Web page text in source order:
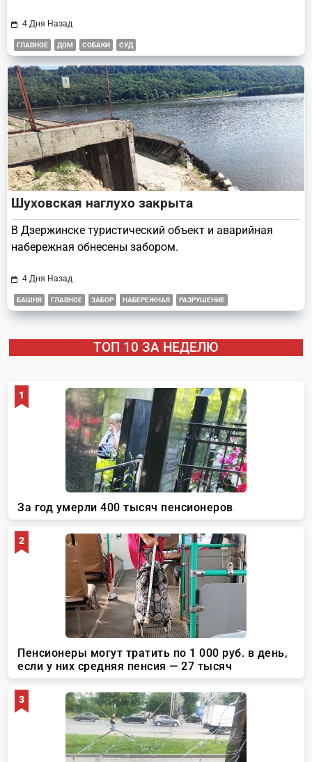
4 Дня Назад
ГЛАВНОЕ ДОМ СОБАКИ СУД
Шуховская наглухо закрыта
В Дзержинске туристический объект и аварийная
набережная обнесены забором.
4 Дня Назад
БАШНЯ ГЛАВНОЕ ЗАБОР НАБЕРЕЖНАЯ РАЗРУШЕНИЕ
ТОП 10 ЗА НЕДЕЛЮ